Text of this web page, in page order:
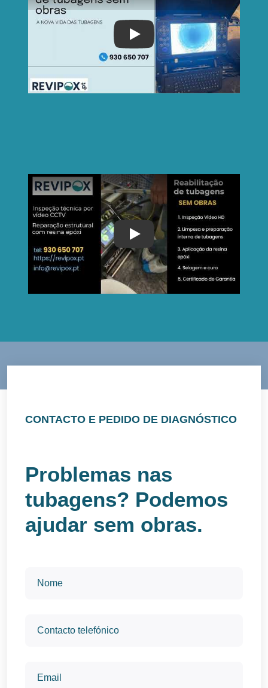
CONTACTO E PEDIDO DE DIAGNÓSTICO
Problemas nas
tubagens? Podemos
ajudar sem obras.